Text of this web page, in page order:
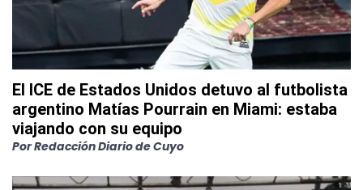
El ICE de Estados Unidos detuvo al futbolista
argentino Matías Pourrain en Miami: estaba
viajando con su equipo
PorRedacción Diario de Cuyo